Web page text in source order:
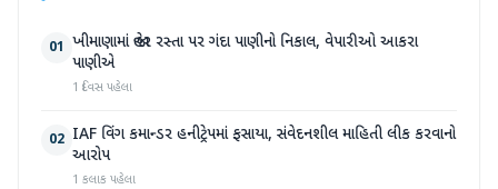
01 ખીમાણામાં જાહેર રસ્તા પર ગંદા પાણીનો નિકાલ, વેપારીઓ આકરા
પાણીએ
1 દિવસ પહેલા
02 IAF વિંગ કમાન્ડર હનીટ્રેપમાં ફસાયા, સંવેદનશીલ માહિતી લીક કરવાનો
આરોપ
1 કલાક પહેલા